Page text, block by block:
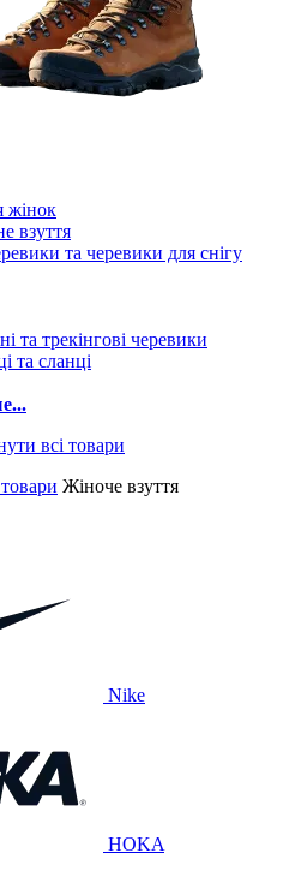
жінок
взуття
та черевики для снігу
та трекінгові черевики
та сланці
Жіноче взуття
Nike
HOKA